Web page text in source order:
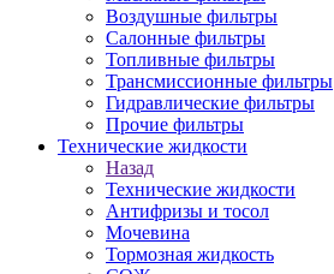
Воздушные фильтры
Салонные фильтры
Топливные фильтры
Трансмиссионные фильтры
Гидравлические фильтры
Прочие фильтры
Технические жидкости
Назад
Технические жидкости
Антифризы и тосол
Мочевина
Тормозная жидкость